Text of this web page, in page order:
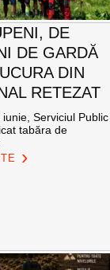
DE
DE GARDĂ
DIN
RETEZAT
Serviciul Public
tabăra de